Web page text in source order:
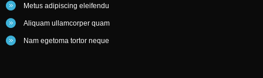
Metus adipiscing eleifendu
Aliquam ullamcorper quam
Nam egetoma tortor neque